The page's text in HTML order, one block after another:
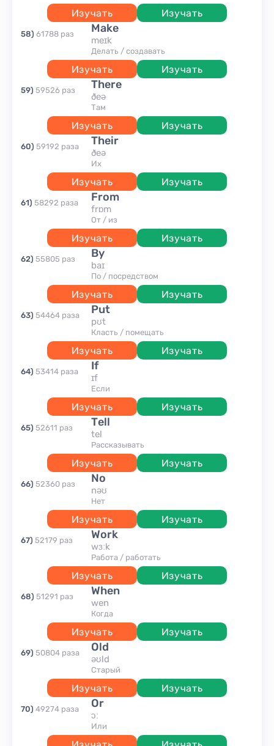
Изучать Изучать
58) 61788 раз make
meɪk
делать / создавать
Изучать Изучать
59) 59526 раз there
ðeə
там
Изучать Изучать
60) 59192 раза their
ðeə
их
Изучать Изучать
61) 58292 раза from
frɒm
от / из
Изучать Изучать
62) 55805 раз by
baɪ
по / посредством
Изучать Изучать
63) 54464 раза put
pʊt
класть / помещать
Изучать Изучать
64) 53414 раза if
ɪf
если
Изучать Изучать
65) 52611 раз tell
tel
рассказывать
Изучать Изучать
66) 52360 раз no
nəʊ
нет
Изучать Изучать
67) 52179 раз work
wɜːk
работа / работать
Изучать Изучать
68) 51291 раз when
wen
когда
Изучать Изучать
69) 50804 раза old
əʊld
старый
Изучать Изучать
70) 49274 раза or
ɔː
или